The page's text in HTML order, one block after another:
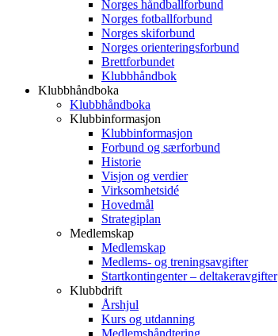
Norges håndballforbund
Norges fotballforbund
Norges skiforbund
Norges orienteringsforbund
Brettforbundet
Klubbhåndbok
Klubbhåndboka
Klubbhåndboka
Klubbinformasjon
Klubbinformasjon
Forbund og særforbund
Historie
Visjon og verdier
Virksomhetsidé
Hovedmål
Strategiplan
Medlemskap
Medlemskap
Medlems- og treningsavgifter
Startkontingenter – deltakeravgifter
Klubbdrift
Årshjul
Kurs og utdanning
Medlemshåndtering